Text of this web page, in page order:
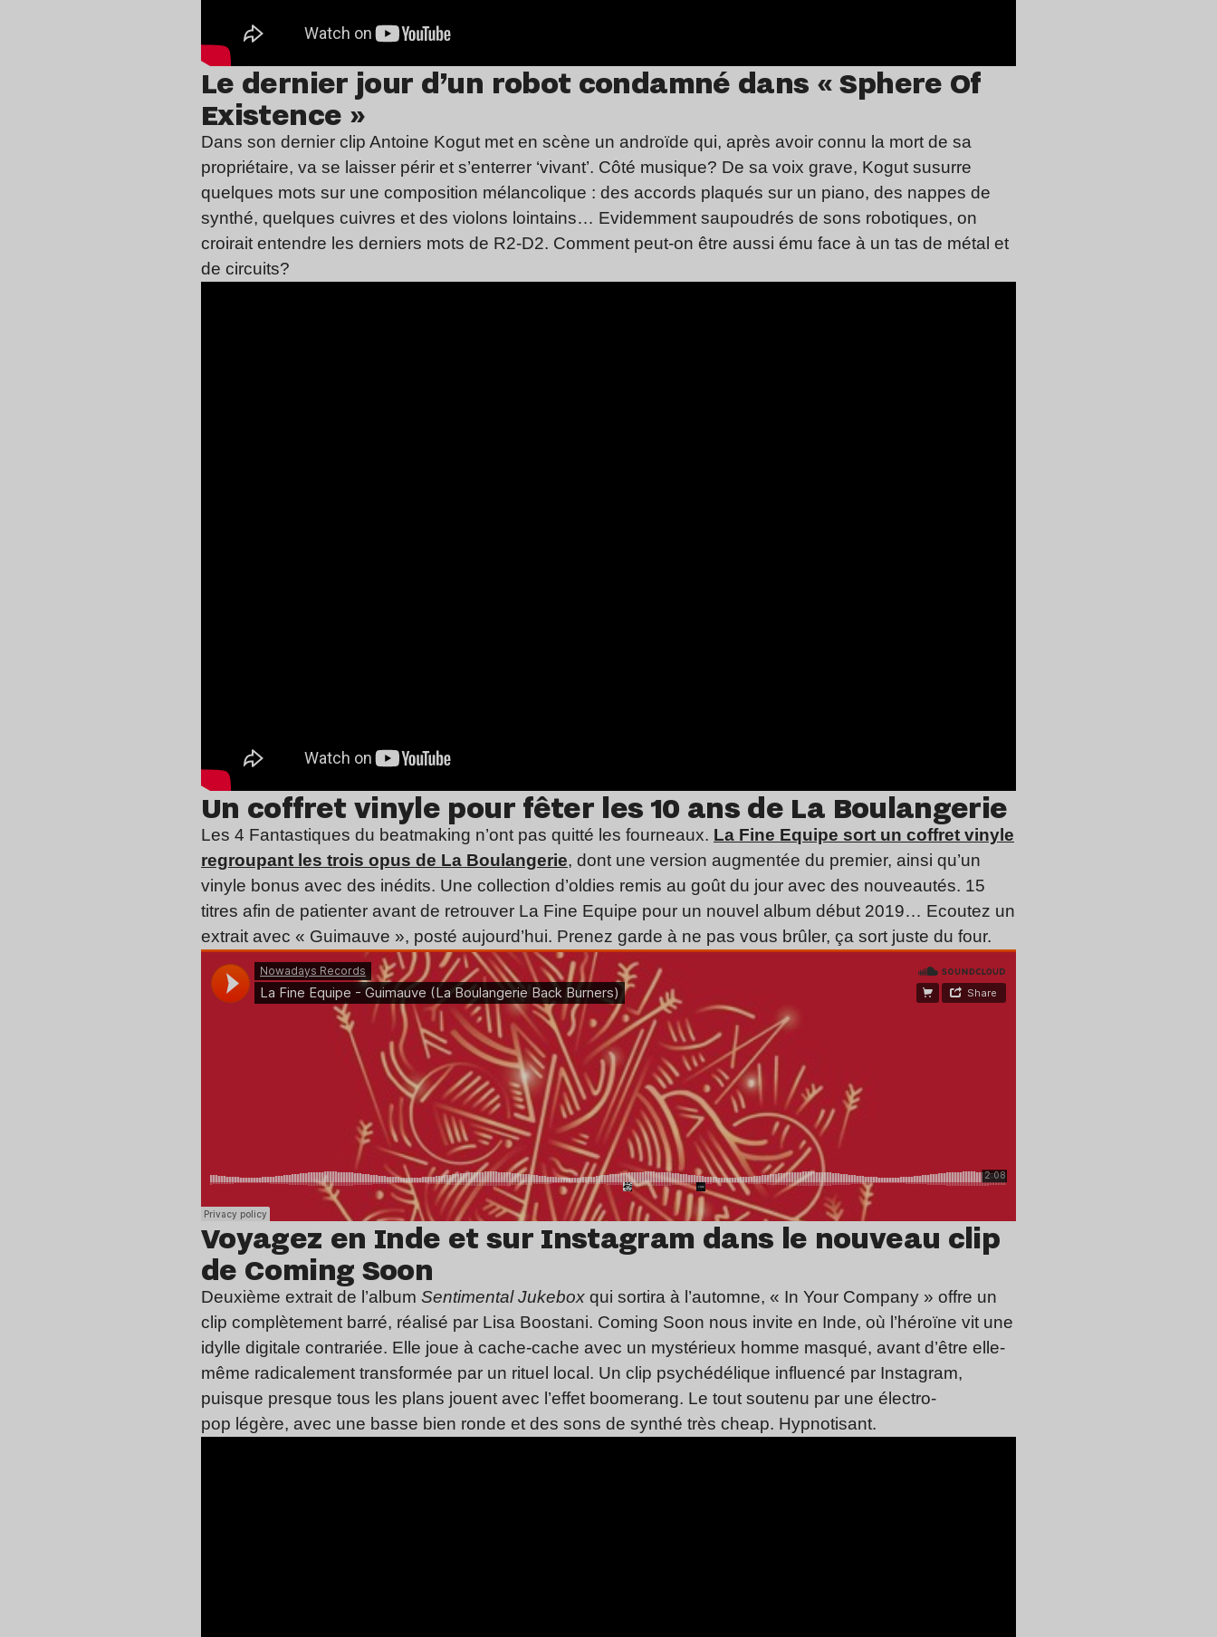
Le dernier jour d’un robot condamné dans « Sphere Of
Existence »
Dans son dernier clip Antoine Kogut met en scène un androïde qui, après avoir connu la mort de sa
propriétaire, va se laisser périr et s’enterrer ‘vivant’. Côté musique? De sa voix grave, Kogut susurre
quelques mots sur une composition mélancolique : des accords plaqués sur un piano, des nappes de
synthé, quelques cuivres et des violons lointains… Evidemment saupoudrés de sons robotiques, on
croirait entendre les derniers mots de R2-D2. Comment peut-on être aussi ému face à un tas de métal et
de circuits?
Un coffret vinyle pour fêter les 10 ans de La Boulangerie
Les 4 Fantastiques du beatmaking n’ont pas quitté les fourneaux. La Fine Equipe sort un coffret vinyle
regroupant les trois opus de La Boulangerie, dont une version augmentée du premier, ainsi qu’un
vinyle bonus avec des inédits. Une collection d’oldies remis au goût du jour avec des nouveautés. 15
titres afin de patienter avant de retrouver La Fine Equipe pour un nouvel album début 2019… Ecoutez un
extrait avec « Guimauve », posté aujourd’hui. Prenez garde à ne pas vous brûler, ça sort juste du four.
Voyagez en Inde et sur Instagram dans le nouveau clip
de Coming Soon
Deuxième extrait de l’album Sentimental Jukebox qui sortira à l’automne, « In Your Company » offre un
clip complètement barré, réalisé par Lisa Boostani. Coming Soon nous invite en Inde, où l’héroïne vit une
idylle digitale contrariée. Elle joue à cache-cache avec un mystérieux homme masqué, avant d’être elle-
même radicalement transformée par un rituel local. Un clip psychédélique influencé par Instagram,
puisque presque tous les plans jouent avec l’effet boomerang. Le tout soutenu par une électro-
pop légère, avec une basse bien ronde et des sons de synthé très cheap. Hypnotisant.